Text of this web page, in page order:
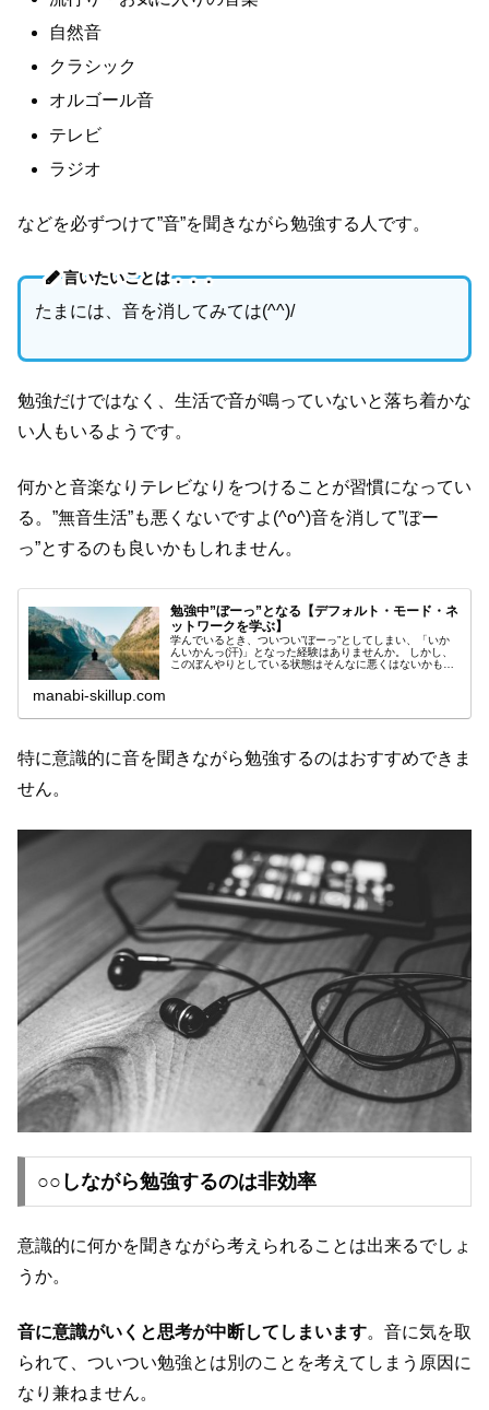
自然音
クラシック
オルゴール音
テレビ
ラジオ
などを必ずつけて”音”を聞きながら勉強する人です。
言いたいことは．．．
たまには、音を消してみては(^^)/
勉強だけではなく、生活で音が鳴っていないと落ち着かな
い人もいるようです。
何かと音楽なりテレビなりをつけることが習慣になってい
る。”無音生活”も悪くないですよ(^o^)音を消して”ぼー
っ”とするのも良いかもしれません。
勉強中”ぼーっ”となる【デフォルト・モード・ネ
ットワークを学ぶ】
学んでいるとき、ついつい”ぼーっ”としてしまい、「いか
んいかんっ(汗)」となった経験はありませんか。 しかし、
このぼんやりとしている状態はそんなに悪くはないかもし
manabi-skillup.com
特に意識的に音を聞きながら勉強するのはおすすめできま
せん。
○○しながら勉強するのは非効率
意識的に何かを聞きながら考えられることは出来るでしょ
うか。
音に意識がいくと思考が中断してしまいます。音に気を取
られて、ついつい勉強とは別のことを考えてしまう原因に
なり兼ねません。